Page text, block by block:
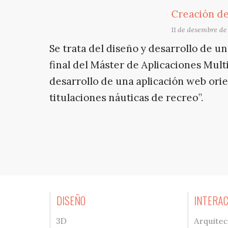
Creación
11 de desembre de
Se trata del diseño y desarrollo de
final del Máster de Aplicaciones
desarrollo de una aplicación web
titulaciones náuticas de recreo”.
DISEÑO
3D